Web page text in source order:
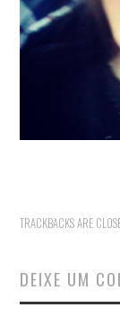
CONTATO
TRACKBACKS ARE
DEIXE UM